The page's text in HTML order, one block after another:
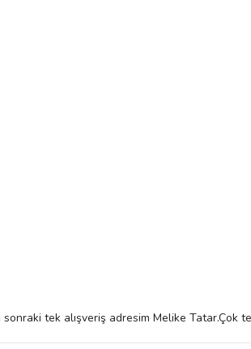
tek alışveriş adresim Melike Tatar.Çok